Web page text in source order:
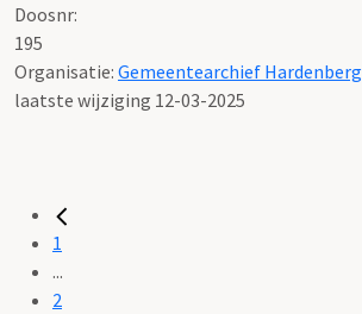
Doosnr:
195
Organisatie: Gemeentearchief Hardenberg
laatste wijziging 12-03-2025
1
...
2